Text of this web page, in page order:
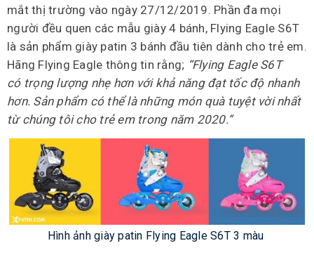
mắt thị trường vào ngày 27/12/2019. Phần đa mọi
người đều quen các mẫu giày 4 bánh, Flying Eagle S6T
là sản phẩm giày patin 3 bánh đầu tiên dành cho trẻ em.
Hãng Flying Eagle thông tin rằng; “Flying Eagle S6T
có trọng lượng nhẹ hơn với khả năng đạt tốc độ nhanh
hơn. Sản phẩm có thể là những món quà tuyệt vời nhất
từ chúng tôi cho trẻ em trong năm 2020.”
Hình ảnh giày patin Flying Eagle S6T 3 màu